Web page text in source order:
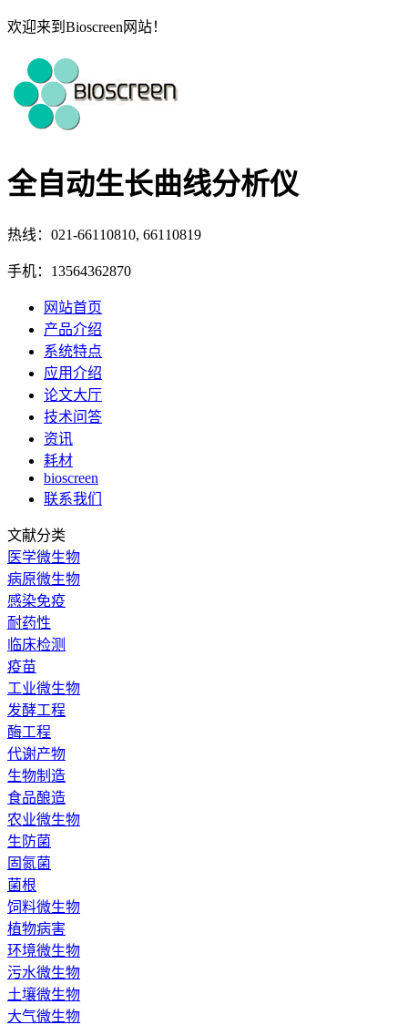
欢迎来到Bioscreen网站！
全自动生长曲线分析仪
热线：021-66110810, 66110819
手机：13564362870
网站首页
产品介绍
系统特点
应用介绍
论文大厅
技术问答
资讯
耗材
bioscreen
联系我们
文献分类
医学微生物
病原微生物
感染免疫
耐药性
临床检测
疫苗
工业微生物
发酵工程
酶工程
代谢产物
生物制造
食品酿造
农业微生物
生防菌
固氮菌
菌根
饲料微生物
植物病害
环境微生物
污水微生物
土壤微生物
大气微生物